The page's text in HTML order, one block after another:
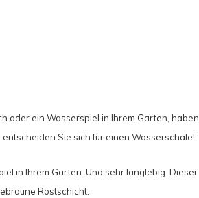
oder ein Wasserspiel in Ihrem Garten, haben
Sie sich für einen Wasserschale!
in Ihrem Garten. Und sehr langlebig. Dieser
Rostschicht.